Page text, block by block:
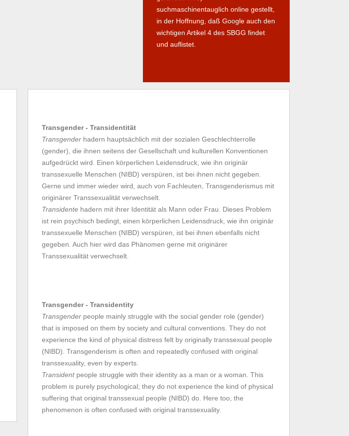
suchmaschinentauglich online gestellt,
in der Hoffnung, daß Google auch den
wichtigen Artikel 4 des SBGG findet
und auflistet.
Transgender - Transidentität
Transgender hadern hauptsächlich mit der sozialen Geschlechterrolle
(gender), die ihnen seitens der Gesellschaft und kulturellen Konventionen
aufgedrückt wird. Einen körperlichen Leidensdruck, wie ihn originär
transsexuelle Menschen (NIBD) verspüren, ist bei ihnen nicht gegeben.
Gerne und immer wieder wird, auch von Fachleuten, Transgenderismus mit
originärer Transsexualität verwechselt.
Transidente hadern mit ihrer Identität als Mann oder Frau. Dieses Problem
ist rein psychisch bedingt, einen körperlichen Leidensdruck, wie ihn originär
transsexuelle Menschen (NIBD) verspüren, ist bei ihnen ebenfalls nicht
gegeben. Auch hier wird das Phänomen gerne mit originärer
Transsexualität verwechselt.
Transgender - Transidentity
Transgender people mainly struggle with the social gender role (gender)
that is imposed on them by society and cultural conventions. They do not
experience the kind of physical distress felt by originally transsexual people
(NIBD). Transgenderism is often and repeatedly confused with original
transsexuality, even by experts.
Transidentpeople struggle with their identity as a man or a woman. This
problem is purely psychological; they do not experience the kind of physical
suffering that original transsexual people (NIBD) do. Here too, the
phenomenon is often confused with original transsexuality.